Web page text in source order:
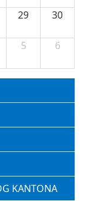
29 30
5 6
KANTONA